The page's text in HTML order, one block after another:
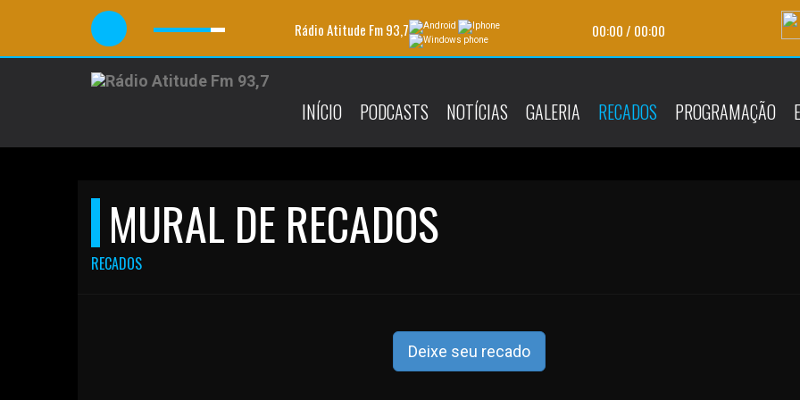
Rádio Atitude Fm 93,7 00:00/ 00:00
INÍCIO PODCASTS NOTÍCIAS GALERIA RECADOS PROGRAMAÇÃO
MURAL DE RECADOS
RECADOS
Deixe seu recado